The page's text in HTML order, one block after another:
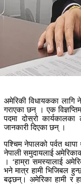
अमेरिकी विधायकका लागि
गराएका छन् । एक
पदमा दोस्रो कार्यकालका
जानकारी दिएका छन् ।
पश्चिम नेपालको पर्वत
नेपाली समुदायलाई
। ‘हाम्रा समस्यालाई
भने मात्र हामी भिजिबल
बढ्छन्। अमेरिका हामी र